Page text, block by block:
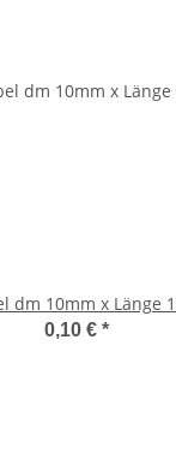
dm 10mm x Länge
0,10 € *